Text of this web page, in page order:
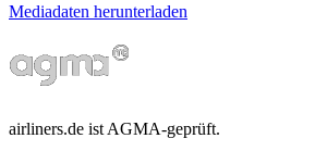
Mediadaten herunterladen
airliners.de ist AGMA-geprüft.